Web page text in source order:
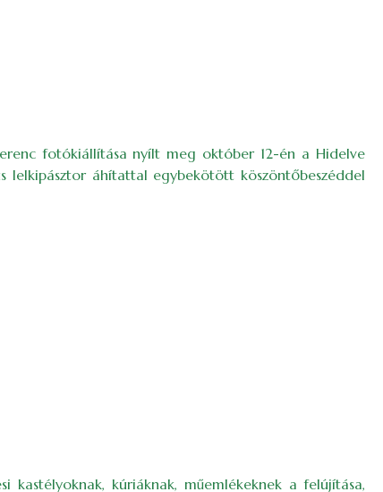
fotókiállítása nyílt meg október 12-én a Hidelve
lelkipásztor áhítattal egybekötött köszöntőbeszéddel
kastélyoknak, kúriáknak, műemlékeknek a felújítása,